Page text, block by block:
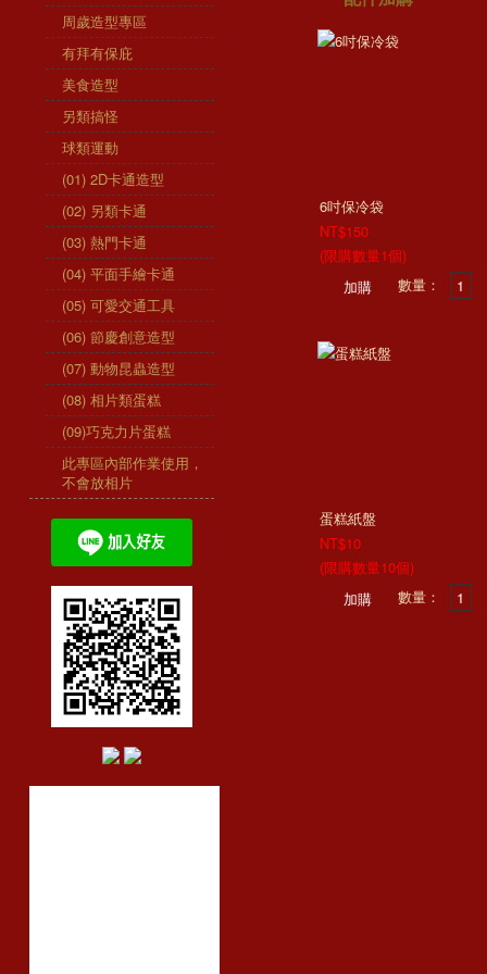
周歲造型專區
有拜有保庇
美食造型
另類搞怪
球類運動
(01) 2D卡通造型
(02) 另類卡通
(03) 熱門卡通
(04) 平面手繪卡通
(05) 可愛交通工具
(06) 節慶創意造型
(07) 動物昆蟲造型
(08) 相片類蛋糕
(09)巧克力片蛋糕
此專區內部作業使用，
不會放相片
6吋保冷袋
NT$150
(限購數量1個)
數量：
蛋糕紙盤
NT$10
(限購數量10個)
數量：